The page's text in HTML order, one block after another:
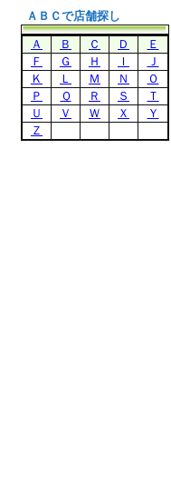
ＡＢＣで店舗探し
Ａ Ｂ Ｃ Ｄ
Ｅ
Ｆ
Ｇ Ｈ Ｉ
Ｊ
Ｋ
Ｌ Ｍ Ｎ
Ｏ
Ｐ
Ｑ Ｒ Ｓ
Ｔ
Ｕ
Ｖ Ｗ Ｘ
Ｙ
Ｚ